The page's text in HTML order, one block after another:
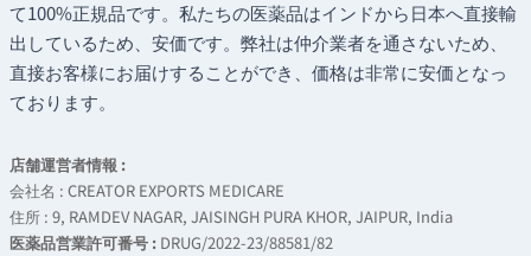
て100%正規品です。私たちの医薬品はインドから日本へ直接輸
出しているため、安価です。弊社は仲介業者を通さないため、
直接お客様にお届けすることができ、価格は非常に安価となっ
ております。
店舗運営者情報 :
会社名 : CREATOR EXPORTS MEDICARE
住所 : 9, RAMDEV NAGAR, JAISINGH PURA KHOR, JAIPUR, India
医薬品営業許可番号 : DRUG/2022-23/88581/82